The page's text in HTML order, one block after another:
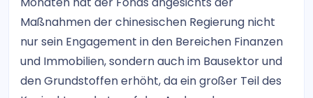
Maßnahmen der chinesischen Regierung nicht
nur sein Engagement in den Bereichen Finanzen
und Immobilien, sondern auch im Bausektor und
den Grundstoffen erhöht, da ein großer Teil des